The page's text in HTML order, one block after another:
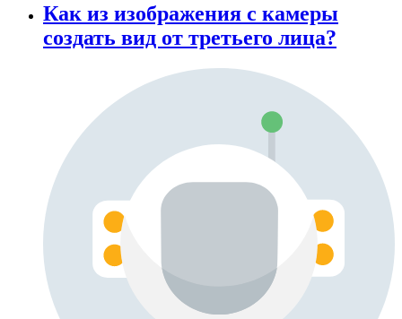
Как из изображения с камеры
создать вид от третьего лица?